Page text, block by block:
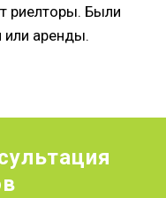
риелторы. Были
или аренды.